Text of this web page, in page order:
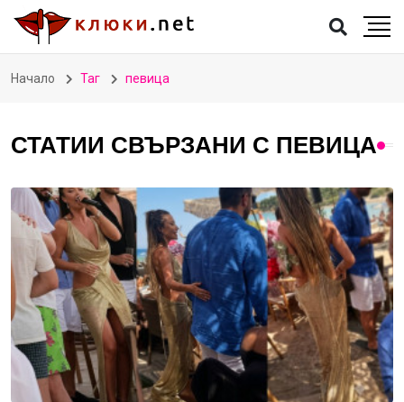
Начало Таг певица
СТАТИИ СВЪРЗАНИ С ПЕВИЦА